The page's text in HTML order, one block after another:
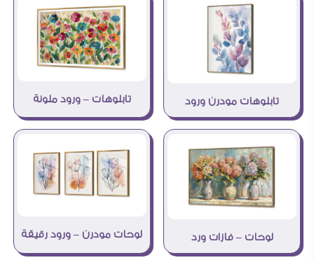
تابلوهات مودرن ورود تابلوهات – ورود ملونة
لوحات – فازات ورد لوحات مودرن – ورود رقيقة